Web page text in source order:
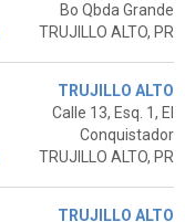
Bo Qbda Grande
TRUJILLO ALTO, PR
TRUJILLO ALTO
Calle 13, Esq. 1, El
Conquistador
TRUJILLO ALTO, PR
TRUJILLO ALTO